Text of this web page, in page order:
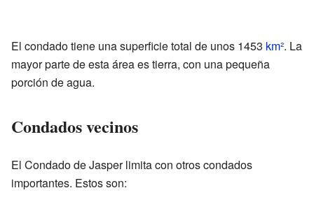
El condado tiene una superficie total de unos 1453 km². La
mayor parte de esta área es tierra, con una pequeña
porción de agua.
Condados vecinos
El Condado de Jasper limita con otros condados
importantes. Estos son: